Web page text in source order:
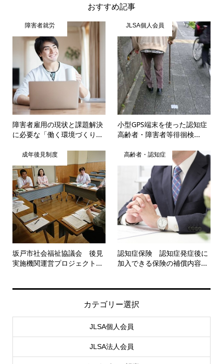
おすすめ記事
障害者就労
障害者雇用の現状と課題解決
に必要な「働く環境づくり...
JLSA個人会員
小型GPS端末を使った認知症
高齢者・障害者等徘徊検...
成年後見制度
坂戸市社会福祉協議会 後見
実施機関運営プロジェクト...
高齢者・認知症
認知症保険 認知症発症後に
加入できる保険の補償内容...
カテゴリー選択
JLSA個人会員
JLSA法人会員